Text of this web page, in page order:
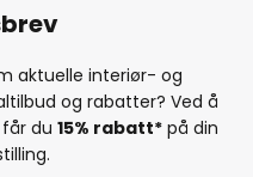
aktuelle interiør- og
og rabatter? Ved å
du 15% rabatt* på din